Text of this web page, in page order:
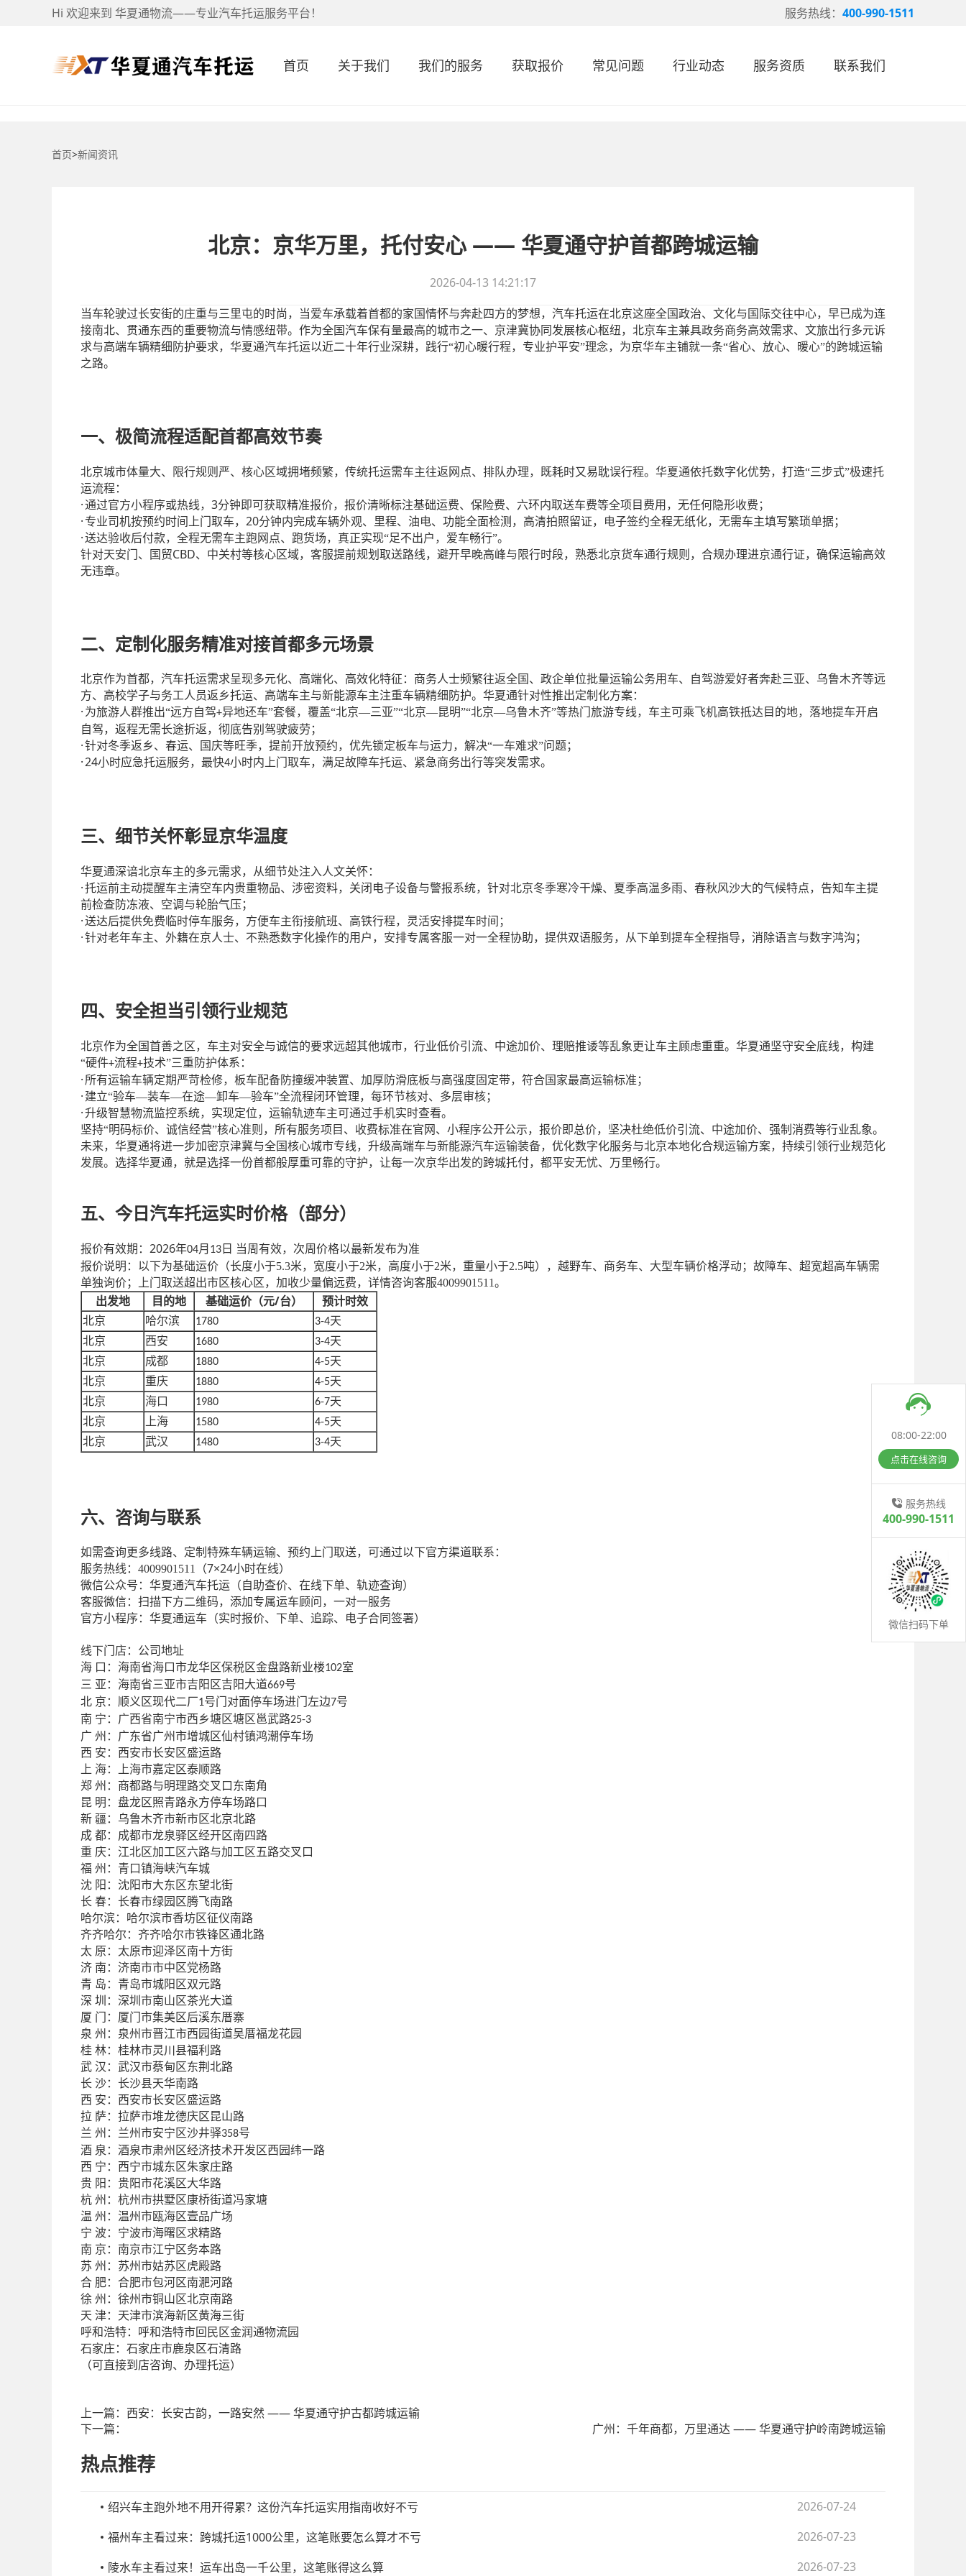
Hi 欢迎来到 华夏通物流——专业汽车托运服务平台！ 服务热线： 400-990-1511
首页 关于我们 我们的服务 获取报价 常见问题 行业动态 服务资质 联系我们
首页>新闻资讯
北京：京华万里，托付安心 —— 华夏通守护首都跨城运输
2026-04-13 14:21:17
当车轮驶过长安街的庄重与三里屯的时尚，当爱车承载着首都的家国情怀与奔赴四方的梦想，汽车托运在北京这座全国政治、文化与国际交往中心，早已成为连
接南北、贯通东西的重要物流与情感纽带。作为全国汽车保有量最高的城市之一、京津冀协同发展核心枢纽，北京车主兼具政务商务高效需求、文旅出行多元诉
求与高端车辆精细防护要求，华夏通汽车托运以近二十年行业深耕，践行“初心暖行程，专业护平安”理念，为京华车主铺就一条“省心、放心、暖心”的跨城运输
之路。
一、极简流程适配首都高效节奏
北京城市体量大、限行规则严、核心区域拥堵频繁，传统托运需车主往返网点、排队办理，既耗时又易耽误行程。华夏通依托数字化优势，打造“三步式”极速托
运流程：
·通过官方小程序或热线， 3分钟即可获取精准报价，报价清晰标注基础运费、保险费、六环内取送车费等全项目费用，无任何隐形收费；
· 专业司机按预约时间上门取车， 20分钟内完成车辆外观、里程、油电、功能全面检测，高清拍照留证，电子签约全程无纸化，无需车主填写繁琐单据；
·送达验收后付款，全程无需车主跑网点、跑货场，真正实现“足不出户，爱车畅行”。
针对天安门、国贸CBD、中关村等核心区域，客服提前规划取送路线，避开早晚高峰与限行时段，熟悉北京货车通行规则，合规办理进京通行证，确保运输高效
无违章。
二、定制化服务精准对接首都多元场景
北京作为首都，汽车托运需求呈现多元化、高端化、高效化特征：商务人士频繁往返全国、政企单位批量运输公务用车、自驾游爱好者奔赴三亚、乌鲁木齐等远
方、高校学子与务工人员返乡托运、高端车主与新能源车主注重车辆精细防护。华夏通针对性推出定制化方案：
· 为旅游人群推出“远方自驾+异地还车”套餐，覆盖“北京—三亚”“北京—昆明”“北京—乌鲁木齐”等热门旅游专线，车主可乘飞机高铁抵达目的地，落地提车开启
自驾，返程无需长途折返，彻底告别驾驶疲劳；
·针对冬季返乡、春运、国庆等旺季，提前开放预约，优先锁定板车与运力，解决“一车难求”问题；
·24小时应急托运服务，最快4小时内上门取车，满足故障车托运、紧急商务出行等突发需求。
三、细节关怀彰显京华温度
华夏通深谙北京车主的多元需求，从细节处注入人文关怀：
·托运前主动提醒车主清空车内贵重物品、涉密资料，关闭电子设备与警报系统，针对北京冬季寒冷干燥、夏季高温多雨、春秋风沙大的气候特点，告知车主提
前检查防冻液、空调与轮胎气压；
·送达后提供免费临时停车服务，方便车主衔接航班、高铁行程，灵活安排提车时间；
·针对老年车主、外籍在京人士、不熟悉数字化操作的用户，安排专属客服一对一全程协助，提供双语服务，从下单到提车全程指导，消除语言与数字鸿沟；
四、安全担当引领行业规范
北京作为全国首善之区，车主对安全与诚信的要求远超其他城市，行业低价引流、中途加价、理赔推诿等乱象更让车主顾虑重重。华夏通坚守安全底线，构建
“硬件+流程+技术”三重防护体系：
· 所有运输车辆定期严苛检修，板车配备防撞缓冲装置、加厚防滑底板与高强度固定带，符合国家最高运输标准；
· 建立“验车—装车—在途—卸车—验车”全流程闭环管理，每环节核对、多层审核；
·升级智慧物流监控系统，实现定位，运输轨迹车主可通过手机实时查看。
坚持“明码标价、诚信经营”核心准则，所有服务项目、收费标准在官网、小程序公开公示，报价即总价，坚决杜绝低价引流、中途加价、强制消费等行业乱象。
未来，华夏通将进一步加密京津冀与全国核心城市专线，升级高端车与新能源汽车运输装备，优化数字化服务与北京本地化合规运输方案，持续引领行业规范化
发展。选择华夏通，就是选择一份首都般厚重可靠的守护，让每一次京华出发的跨城托付，都平安无忧、万里畅行。
五、 今日汽车托运实时价格（部分）
报价有效期： 2026年04月 13 日 当周 有效，次周 价格以最新发布为准
报价说明：以下为基础运价 （长度小于5.3米，宽度小于2米，高度小于2米，重量小于2.5吨） ， 越野车、商务车、大型车辆价格浮动；故障车、超宽超高车辆需
单独询价；上门取送超出市区核心区，加收少量偏远费，详情咨询客服4009901511。
出发地
目的地 基础运价（元/台）
预计时效
北京
哈尔滨 1780 3-4天
北京
西安 1680 3-4天
北京
成都 1880 4-5天
北京
重庆 1880 4-5天
北京
海口 1980 6-7天
北京
上海 1580 4-5天
北京
武汉 1480 3-4天
六、 咨询与联系
如需查询更多线路、定制特殊车辆运输、预约上门取送，可通过以下官方渠道联系：
服务热线： 4009901511（7×24小时在线）
微信公众号：华夏通汽车托运（自助查价、在线下单、轨迹查询）
客服微信：扫描下方二维码，添加专属运车顾问，一对一服务
官方小程序：华夏通运车（实时报价、下单、追踪、电子合同签署）
线下门店：公司地址
海 口：海南省海口市龙华区保税区金盘路新业楼102室
三 亚：海南省三亚市吉阳区吉阳大道669号
北 京：顺义区现代二厂1号门对面停车场进门左边7号
南 宁：广西省南宁市西乡塘区塘区邕武路25-3
广 州：广东省广州市增城区仙村镇鸿潮停车场
西 安：西安市长安区盛运路
上 海：上海市嘉定区泰顺路
郑 州：商都路与明理路交叉口东南角
昆 明：盘龙区照青路永方停车场路口
新 疆：乌鲁木齐市新市区北京北路
成 都：成都市龙泉驿区经开区南四路
重 庆：江北区加工区六路与加工区五路交叉口
福 州：青口镇海峡汽车城
沈 阳：沈阳市大东区东望北街
长 春：长春市绿园区腾飞南路
哈尔滨：哈尔滨市香坊区征仪南路
齐齐哈尔：齐齐哈尔市铁锋区通北路
太 原：太原市迎泽区南十方街
济 南：济南市市中区党杨路
青 岛：青岛市城阳区双元路
深 圳：深圳市南山区茶光大道
厦 门：厦门市集美区后溪东厝寨
泉 州：泉州市晋江市西园街道吴厝福龙花园
桂 林：桂林市灵川县福利路
武 汉：武汉市蔡甸区东荆北路
长 沙：长沙县天华南路
西 安：西安市长安区盛运路
拉 萨：拉萨市堆龙德庆区昆山路
兰 州：兰州市安宁区沙井驿358号
酒 泉：酒泉市肃州区经济技术开发区西园纬一路
西 宁：西宁市城东区朱家庄路
贵 阳：贵阳市花溪区大华路
杭 州：杭州市拱墅区康桥街道冯家塘
温 州：温州市瓯海区壹品广场
宁 波：宁波市海曙区求精路
南 京：南京市江宁区务本路
苏 州：苏州市姑苏区虎殿路
合 肥：合肥市包河区南淝河路
徐 州：徐州市铜山区北京南路
天 津：天津市滨海新区黄海三街
呼和浩特：呼和浩特市回民区金润通物流园
石家庄：石家庄市鹿泉区石清路
（可直接到店咨询、办理托运）
上一篇： 西安：长安古韵，一路安然 —— 华夏通守护古都跨城运输
下一篇：
广州：千年商都，万里通达 —— 华夏通守护岭南跨城运输
热点推荐
绍兴车主跑外地不用开得累？这份汽车托运实用指南收好不亏
2026-07-24
福州车主看过来：跨城托运1000公里，这笔账要怎么算才不亏
2026-07-23
陵水车主看过来！运车出岛一千公里，这笔账得这么算
2026-07-23
08:00-22:00
点击在线咨询
服务热线
400-990-1511
微信扫码下单